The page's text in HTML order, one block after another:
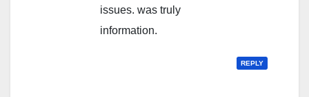
issues. was truly
information.
REPLY